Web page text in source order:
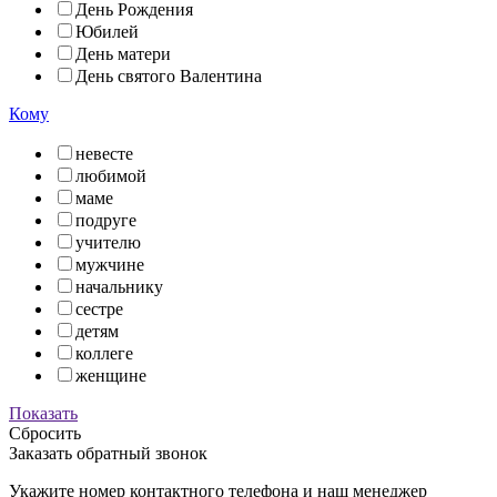
День Рождения
Юбилей
День матери
День святого Валентина
Кому
невесте
любимой
маме
подруге
учителю
мужчине
начальнику
сестре
детям
коллеге
женщине
Показать
Сбросить
Заказать обратный звонок
Укажите номер контактного телефона и наш менеджер